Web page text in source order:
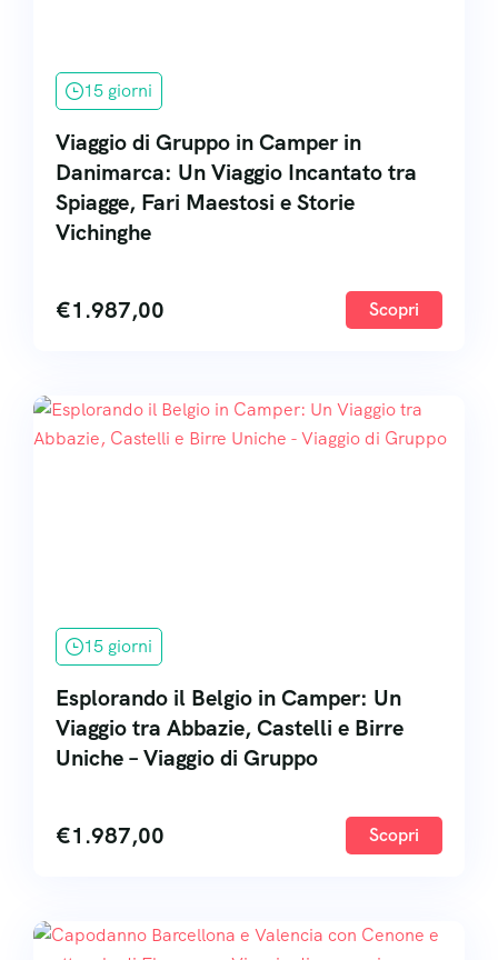
15 giorni
Viaggio di Gruppo in Camper in
Danimarca: Un Viaggio Incantato tra
Spiagge, Fari Maestosi e Storie
Vichinghe
€1.987,00 Scopri
15 giorni
Esplorando il Belgio in Camper: Un
Viaggio tra Abbazie, Castelli e Birre
Uniche – Viaggio di Gruppo
€1.987,00 Scopri